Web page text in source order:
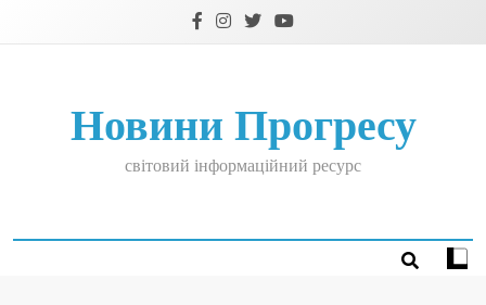
Новини Прогресу
світовий інформаційний ресурс